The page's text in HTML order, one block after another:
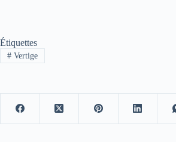
Étiquettes
#Vertige